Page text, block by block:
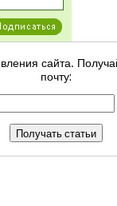
сайта.
почту: